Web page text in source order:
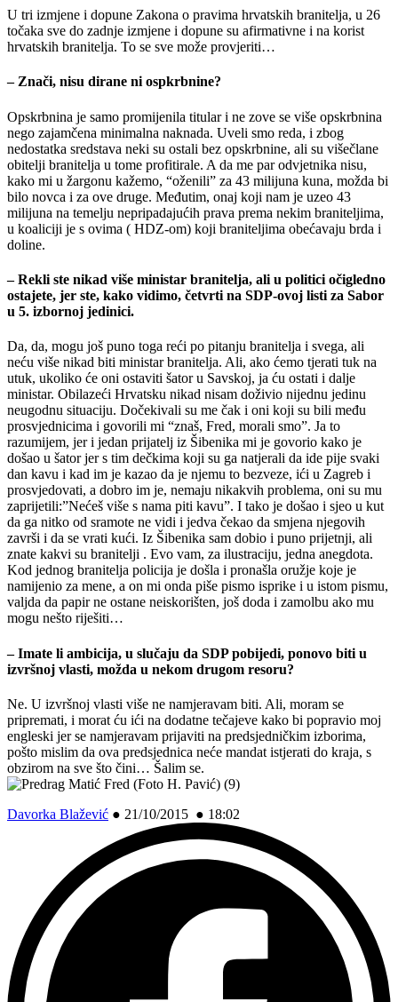
U tri izmjene i dopune Zakona o pravima hrvatskih branitelja, u 26
točaka sve do zadnje izmjene i dopune su afirmativne i na korist
hrvatskih branitelja. To se sve može provjeriti…
– Znači, nisu dirane ni ospkrbnine?
Opskrbnina je samo promijenila titular i ne zove se više opskrbnina
nego zajamčena minimalna naknada. Uveli smo reda, i zbog
nedostatka sredstava neki su ostali bez opskrbnine, ali su višečlane
obitelji branitelja u tome profitirale. A da me par odvjetnika nisu,
kako mi u žargonu kažemo, “oženili” za 43 milijuna kuna, možda bi
bilo novca i za ove druge. Međutim, onaj koji nam je uzeo 43
milijuna na temelju nepripadajućih prava prema nekim braniteljima,
u koaliciji je s ovima ( HDZ-om) koji braniteljima obećavaju brda i
doline.
– Rekli ste nikad više ministar branitelja, ali u politici očigledno
ostajete, jer ste, kako vidimo, četvrti na SDP-ovoj listi za Sabor
u 5. izbornoj jedinici.
Da, da, mogu još puno toga reći po pitanju branitelja i svega, ali
neću više nikad biti ministar branitelja. Ali, ako ćemo tjerati tuk na
utuk, ukoliko će oni ostaviti šator u Savskoj, ja ću ostati i dalje
ministar. Obilazeći Hrvatsku nikad nisam doživio nijednu jedinu
neugodnu situaciju. Dočekivali su me čak i oni koji su bili među
prosvjednicima i govorili mi “znaš, Fred, morali smo”. Ja to
razumijem, jer i jedan prijatelj iz Šibenika mi je govorio kako je
došao u šator jer s tim dečkima koji su ga natjerali da ide pije svaki
dan kavu i kad im je kazao da je njemu to bezveze, ići u Zagreb i
prosvjedovati, a dobro im je, nemaju nikakvih problema, oni su mu
zaprijetili:”Nećeš više s nama piti kavu”. I tako je došao i sjeo u kut
da ga nitko od sramote ne vidi i jedva čekao da smjena njegovih
završi i da se vrati kući. Iz Šibenika sam dobio i puno prijetnji, ali
znate kakvi su branitelji . Evo vam, za ilustraciju, jedna anegdota.
Kod jednog branitelja policija je došla i pronašla oružje koje je
namijenio za mene, a on mi onda piše pismo isprike i u istom pismu,
valjda da papir ne ostane neiskorišten, još doda i zamolbu ako mu
mogu nešto riješiti…
– Imate li ambicija, u slučaju da SDP pobijedi, ponovo biti u
izvršnoj vlasti, možda u nekom drugom resoru?
Ne. U izvršnoj vlasti više ne namjeravam biti. Ali, moram se
pripremati, i morat ću ići na dodatne tečajeve kako bi popravio moj
engleski jer se namjeravam prijaviti na predsjedničkim izborima,
pošto mislim da ova predsjednica neće mandat istjerati do kraja, s
obzirom na sve što čini… Šalim se.
Davorka Blažević ● 21/10/2015 ● 18:02